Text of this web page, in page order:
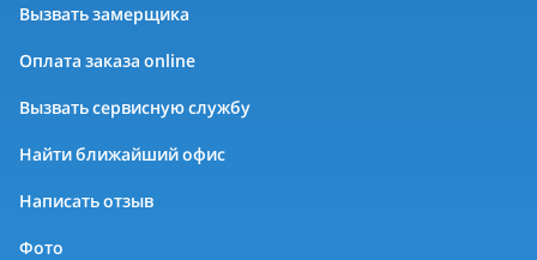
Вызвать замерщика
Оплата заказа online
Вызвать сервисную службу
Найти ближайший офис
Написать отзыв
Фото